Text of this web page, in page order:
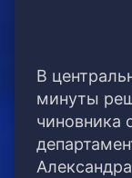
В
минуты
чиновника